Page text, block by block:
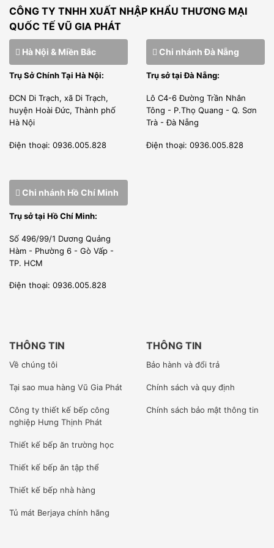
Công nghệ đột phá mới cho món nướng tuyệt vời hơn
ĐẶC ĐIỂM NỔI BẬT LÒ NƯỚNG ĐA NĂNG
Điều khiển bằng tay cho phép đầu bếp linh hoạt sử dụng
các chức năng một cách đơn giản dễ dàng, thuần thục
bóng có sức bền và sức chịu đựng cao.
Tốc độ quạt đạt tiêu chuẩn.
TẠI SAO CHỌN CHÚNG TÔI???
CQ RÕ RÀNG MINH BẠCH
Vũ Gia phát – ĐƠN VỊ NHẬP KHẨU hàng hóa chính ngạch,
đầy đủ giấy tờ từ Hãng sản xuất. Do đó tất cả sản phẩm
[wpcc-iframe allowfullscreen=”” frameborder=”0″
absolute;top: 0;left: 0;width: 100%;height: 100%;”
CÔNG TY TNHH XUẤT NHẬP KHẨU THƯƠNG MẠI
QUỐC TẾ VŨ GIA PHÁT
Hà Nội & Miền Bắc
Trụ Sở Chính Tại Hà Nội:
ĐCN Di Trạch, xã Di Trạch,
huyện Hoài Đức, Thành phố
Hà Nội
Điện thoại: 0936.005.828
Chi nhánh Đà Nẵng
Trụ sở tại Đà Nẵng:
Lô C4-6 Đường Trần Nhân
Tông - P.Thọ Quang - Q. Sơn
Trà - Đà Nẵng
Điện thoại: 0936.005.828
Chi nhánh Hồ Chí Minh
Trụ sở tại Hồ Chí Minh:
Số 496/99/1 Dương Quảng
Hàm - Phường 6 - Gò Vấp -
TP. HCM
Điện thoại: 0936.005.828
THÔNG TIN
Về chúng tôi
Tại sao mua hàng Vũ Gia Phát
Công ty thiết kế bếp công
nghiệp Hưng Thịnh Phát
Thiết kế bếp ăn trường học
Thiết kế bếp ăn tập thể
Thiết kế bếp nhà hàng
Tủ mát Berjaya chính hãng
THÔNG TIN
Bảo hành và đổi trả
Chính sách và quy định
Chính sách bảo mật thông tin